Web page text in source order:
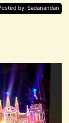
by: Sadanandan